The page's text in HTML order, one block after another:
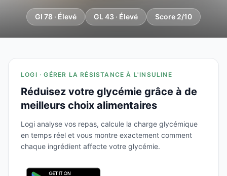
GI 78 · Élevé GL 43 · Élevé Score 2/10
LOGI · GÉRER LA RÉSISTANCE À L'INSULINE
Réduisez votre glycémie grâce à de
meilleurs choix alimentaires
Logi analyse vos repas, calcule la charge glycémique
en temps réel et vous montre exactement comment
chaque ingrédient affecte votre glycémie.